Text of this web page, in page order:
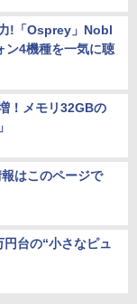
!「Osprey」Nobl
4機種を一気に聴
！メモリ32GBの
はこのページで
台の“小さなピュ